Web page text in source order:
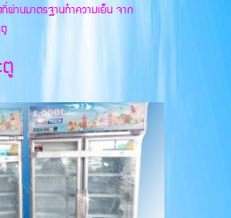
ผ่านมาตรฐานทำความเย็น จาก